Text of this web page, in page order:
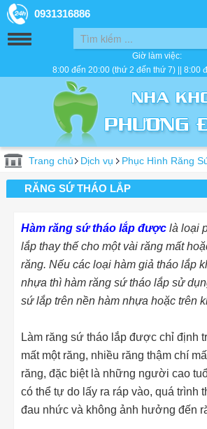
0931316886
Giờ làm việc:
8:00 đến 20:00 (thứ 2 đến thứ 7) || 8:00
Trang chủ Dịch vụ Phục Hình Răng
RĂNG SỨ THÁO LẮP
Hàm răng sứ tháo lắp được là loại
lắp thay thế cho một vài răng mất
răng. Nếu các loại hàm giả tháo lắp
nhựa thì hàm răng sứ tháo lắp sử
sứ lắp trên nền hàm nhựa hoặc trên
Làm răng sứ tháo lắp được chỉ định
mất một răng, nhiều răng thậm chí
răng, đặc biệt là những người cao
có thể tự do lấy ra ráp vào, quá trình
đau nhức và không ảnh hưởng đến